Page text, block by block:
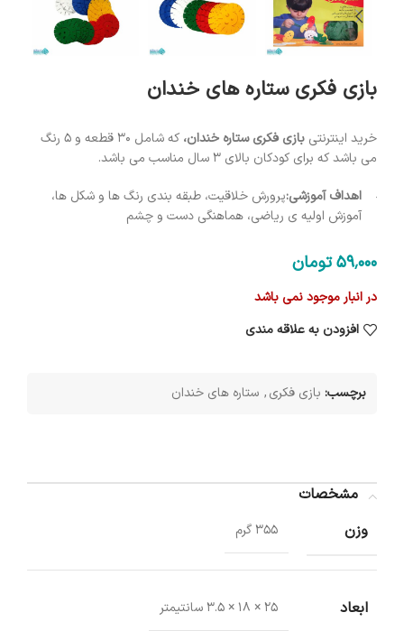
بازی فکری ستاره های خندان
خرید اینترنتی بازی فکری ستاره خندان،
که شامل 30 قطعه و 5 رنگ
می باشد که برای کودکان بالای 3 سال مناسب می باشد.
اهداف آموزشی:پرورش خلاقیت، طبقه بندی رنگ ها و شکل ها،
آموزش اولیه ی ریاضی، هماهنگی دست و چشم
59٬000تومان
در انبار موجود نمی باشد
افزودن به علاقه مندی
برچسب: بازی فکری, ستاره های خندان
مشخصات
وزن
355 گرم
ابعاد 25 × 18 × 3.5 سانتیمتر